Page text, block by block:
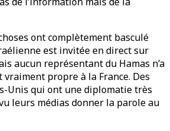
ont complètement basculé
est invitée en direct sur
aucun représentant du Hamas n’a
vraiment propre à la France. Des
Unis qui ont une diplomatie très
leurs médias donner la parole au